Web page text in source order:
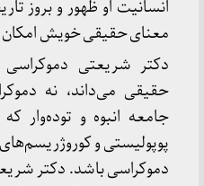
انسانیت او ظهور و بروز
معنای حقیقی خویش
دکتر شریعتی دموکراسی
حقیقی می‌داند، نه
جامعه انبوه و توده‌وار
پوپولیستی و کوروژریسم‌های
دموکراسی باشد. دکتر